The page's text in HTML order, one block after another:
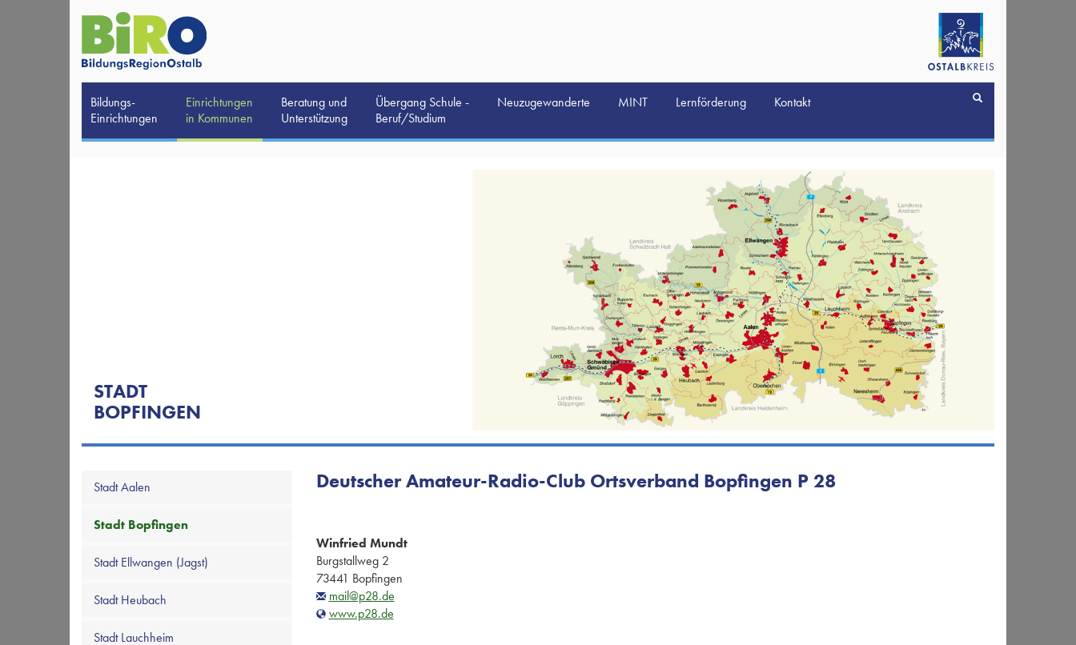
Bildungs-
Einrichtungen
Einrichtungen
in Kommunen
Beratung und
Unterstützung
Übergang Schule -
Beruf/Studium
Neuzugewanderte MINT Lernförderung Kontakt
STADT
BOPFINGEN
Stadt Aalen
Stadt Bopfingen
Stadt Ellwangen (Jagst)
Stadt Heubach
Stadt Lauchheim
Deutscher Amateur-Radio-Club Ortsverband Bopfingen P 28
Winfried Mundt
Burgstallweg 2
73441 Bopfingen
mail@p28.de
www.p28.de